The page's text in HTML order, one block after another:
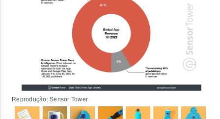
Reprodução: Sensor Tower